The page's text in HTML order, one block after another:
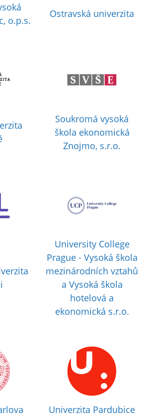
o.p.s.
Ostravská univerzita
Soukromá vysoká
škola ekonomická
Znojmo, s.r.o.
University College
Prague - Vysoká škola
mezinárodních vztahů
a Vysoká škola
hotelová a
ekonomická s.r.o.
Univerzita Pardubice